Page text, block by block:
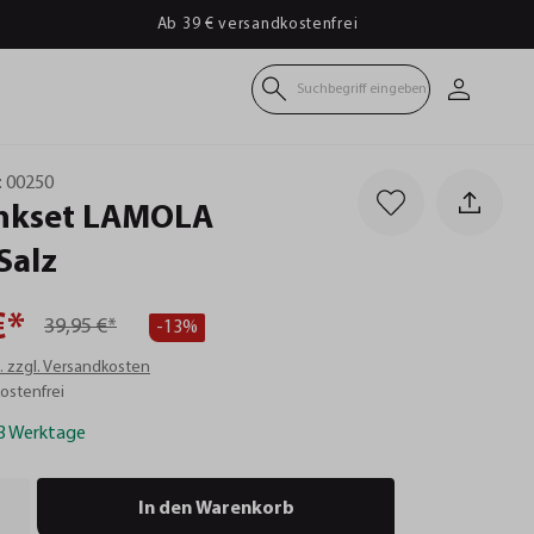
Ab 39 € versandkostenfrei
Suchbegriff eingeben
00250
LAMOLA
39,95 €* -13%
zzgl. Versandkosten
Werktage
In den Warenkorb